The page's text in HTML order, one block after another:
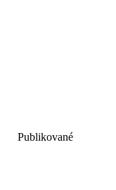
Publikované